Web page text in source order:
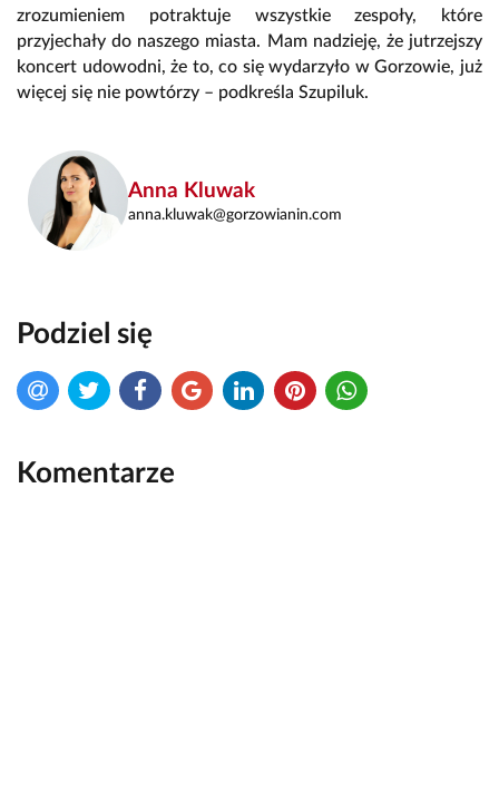
zrozumieniem potraktuje wszystkie zespoły, które
przyjechały do naszego miasta. Mam nadzieję, że jutrzejszy
koncert udowodni, że to, co się wydarzyło w Gorzowie, już
więcej się nie powtórzy – podkreśla Szupiluk.
Anna Kluwak
anna.kluwak@gorzowianin.com
Podziel się
Komentarze